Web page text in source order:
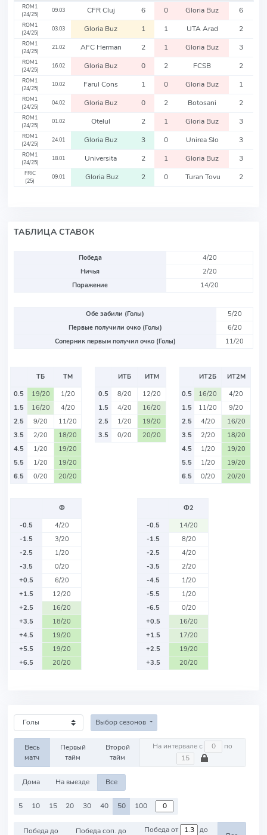
ROM1
(24/25)
09.03 CFR Cluj 6 0 Gloria Buz 6
ROM1
(24/25)
03.03 Gloria Buz 1 1 UTA Arad 2
ROM1
(24/25)
21.02 AFC Herman 2 1 Gloria Buz 3
ROM1
(24/25)
16.02 Gloria Buz 0 2 FCSB 2
ROM1
(24/25)
10.02 Farul Cons 1 0 Gloria Buz 1
ROM1
(24/25)
04.02 Gloria Buz 0 2 Botosani 2
ROM1
(24/25)
01.02 Otelul 2 1 Gloria Buz 3
ROM1
(24/25)
24.01 Gloria Buz 3 0 Unirea Slo 3
ROM1
(24/25)
18.01 Universita 2 1 Gloria Buz 3
FRIC
(25)
09.01 Gloria Buz 2 0 Turan Tovu 2
ТАБЛИЦА СТАВОК
Победа
4/20
Ничья
2/20
Поражение
14/20
Обе забили (Голы)
5/20
Первые получили очко (Голы)
6/20
Соперник первым получил очко (Голы)
11/20
ТБ
ТМ
0.5
19/20
1/20
1.5
16/20
4/20
2.5
9/20
11/20
3.5
2/20
18/20
4.5
1/20
19/20
5.5
1/20
19/20
6.5
0/20 20/20
ИТБ
ИТМ
0.5
8/20
12/20
1.5
4/20
16/20
2.5
1/20
19/20
3.5
0/20 20/20
ИТ2Б
ИТ2М
0.5
16/20
4/20
1.5
11/20
9/20
2.5
4/20
16/20
3.5
2/20
18/20
4.5
1/20
19/20
5.5
1/20
19/20
6.5
0/20 20/20
Ф
-0.5
4/20
-1.5
3/20
-2.5
1/20
-3.5
0/20
+0.5
6/20
+1.5
12/20
+2.5
16/20
+3.5
18/20
+4.5
19/20
+5.5
19/20
+6.5
20/20
Ф2
-0.5
14/20
-1.5
8/20
-2.5
4/20
-3.5
2/20
-4.5
1/20
-5.5
1/20
-6.5
0/20
+0.5
16/20
+1.5
17/20
+2.5
19/20
+3.5
20/20
Выбор сезонов
Весь
матч
Первый
тайм
Второй
тайм
На интервале с по
Дома На выезде Все
5 10 15 20 30 40 50 100
Победа до Победа соп. до Победа от до